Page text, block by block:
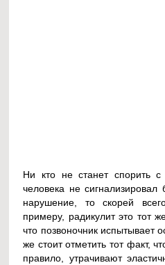
Ни кто не станет спорить
человека не
нарушение, то скорей
примеру, радикулит это тот
что позвоночник испытывает
же стоит отметить тот факт,
правило, утрачивают